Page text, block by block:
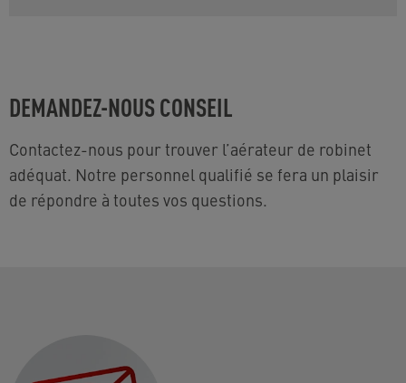
DEMANDEZ-NOUS CONSEIL
Contactez-nous pour trouver l’aérateur de robinet
adéquat. Notre personnel qualifié se fera un plaisir
de répondre à toutes vos questions.